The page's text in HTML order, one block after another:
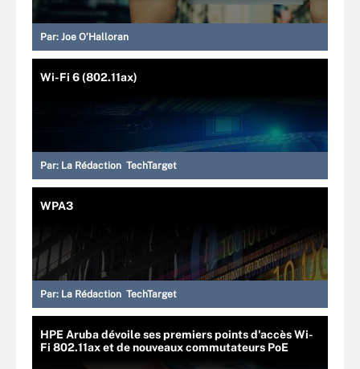
Par: Joe O’Halloran
Wi-Fi 6 (802.11ax)
Par: La Rédaction TechTarget
WPA3
Par: La Rédaction TechTarget
HPE Aruba dévoile ses premiers points d'accès Wi-
Fi 802.11ax et de nouveaux commutateurs PoE